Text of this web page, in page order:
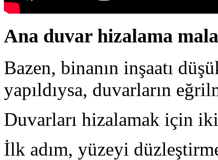
Ana duvar hizalama
Bazen, binanın inşaatı
yapıldıysa, duvarların
Duvarları hizalamak için
İlk adım, yüzeyi